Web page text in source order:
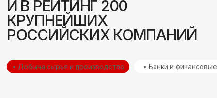
ЧАСТО ЗАДАВАЕМЫЕ
ВОПРОСЫ
● Вопрос-ответ